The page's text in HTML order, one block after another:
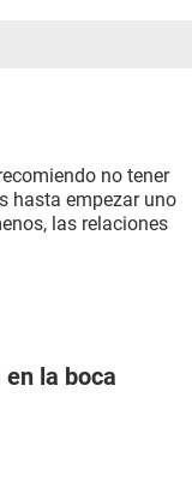
no tener
hasta empezar uno
las relaciones
la boca